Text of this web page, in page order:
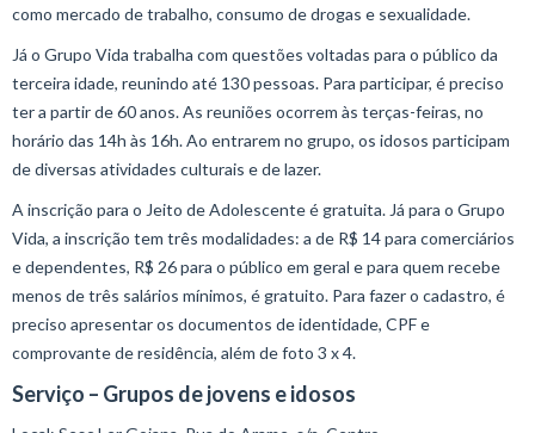
como mercado de trabalho, consumo de drogas e sexualidade.
Já o Grupo Vida trabalha com questões voltadas para o público da
terceira idade, reunindo até 130 pessoas. Para participar, é preciso
ter a partir de 60 anos. As reuniões ocorrem às terças-feiras, no
horário das 14h às 16h. Ao entrarem no grupo, os idosos participam
de diversas atividades culturais e de lazer.
A inscrição para o Jeito de Adolescente é gratuita. Já para o Grupo
Vida, a inscrição tem três modalidades: a de R$ 14 para comerciários
e dependentes, R$ 26 para o público em geral e para quem recebe
menos de três salários mínimos, é gratuito. Para fazer o cadastro, é
preciso apresentar os documentos de identidade, CPF e
comprovante de residência, além de foto 3 x 4.
Serviço – Grupos de jovens e idosos